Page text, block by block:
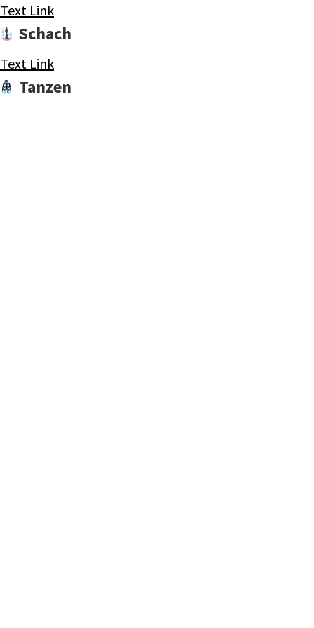
Text Link
Schach
Text Link
Tanzen